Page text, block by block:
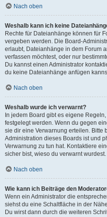
Nach oben
Weshalb kann ich keine
Rechte für Dateianhänge können für
vergeben werden. Die Board-
erlaubt, Dateianhänge in dem Forum
verfassen möchtest, oder nur
Du kannst einen Administrator
du keine Dateianhänge anfügen
Nach oben
Weshalb wurde ich verwarnt?
In jedem Board gibt es eigene
festgelegt werden. Wenn du gegen
sie dir eine Verwarnung erteilen. Bitte
Administration dieses Boards ist und
Verwarnung zu tun hat. Kontaktiere
sicher bist, wieso du verwarnt wurdest.
Nach oben
Wie kann ich Beiträge den
Wenn ein Administrator die
siehst du eine Schaltfläche in der
Du wirst dann durch die weiteren